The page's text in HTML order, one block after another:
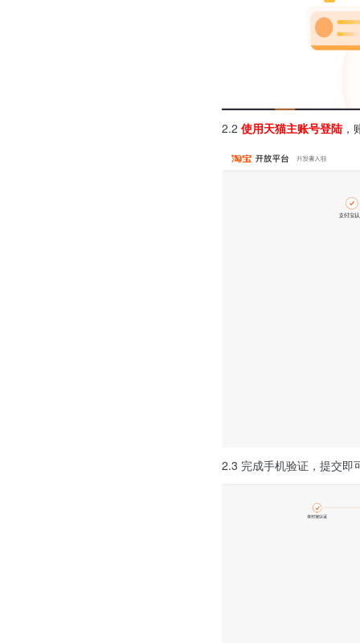
2.2 使用天猫主账号登陆
2.3 完成手机验证，提交即